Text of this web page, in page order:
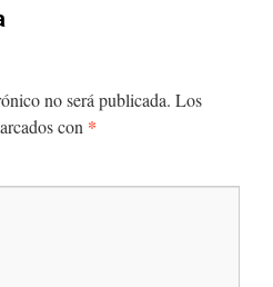
no será publicada. Los
con *